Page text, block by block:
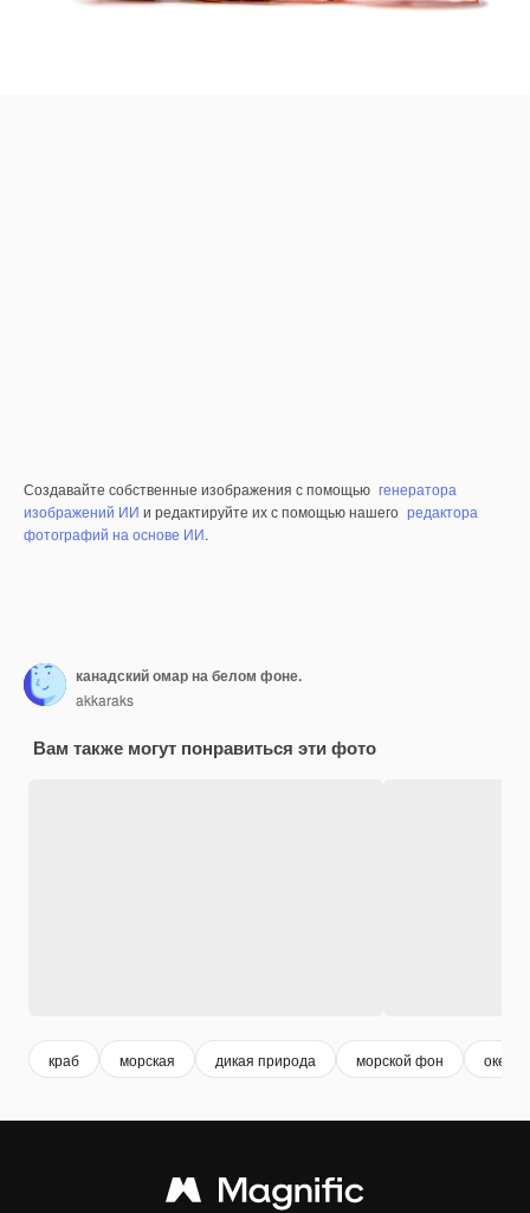
Создавайте собственные изображения с помощью генератора
изображений ИИ и редактируйте их с помощью нашего редактора
фотографий на основе ИИ.
канадский омар на белом фоне.
akkaraks
Вам также могут понравиться эти фото
краб морская дикая природа морской фон океан